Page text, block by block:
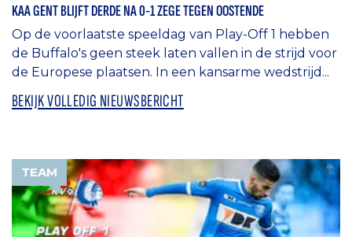
KAA GENT BLIJFT DERDE NA 0-1 ZEGE TEGEN OOSTENDE
Op de voorlaatste speeldag van Play-Off 1 hebben
de Buffalo's geen steek laten vallen in de strijd voor
de Europese plaatsen. In een kansarme wedstrijd...
BEKIJK VOLLEDIG NIEUWSBERICHT
TEAM